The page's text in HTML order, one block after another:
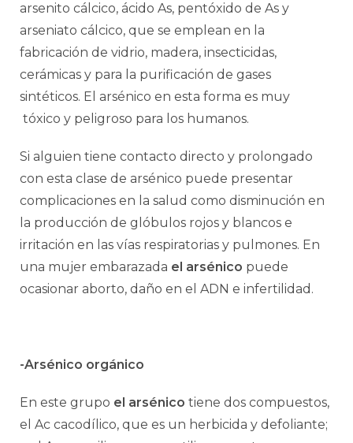
arsenito cálcico, ácido As, pentóxido de As y
arseniato cálcico, que se emplean en la
fabricación de vidrio, madera, insecticidas,
cerámicas y para la purificación de gases
sintéticos. El arsénico en esta forma es muy
tóxico y peligroso para los humanos.
Si alguien tiene contacto directo y prolongado
con esta clase de arsénico puede presentar
complicaciones en la salud como disminución en
la producción de glóbulos rojos y blancos e
irritación en las vías respiratorias y pulmones. En
una mujer embarazada el arsénico puede
ocasionar aborto, daño en el ADN e infertilidad.
-Arsénico orgánico
En este grupo el arsénico tiene dos compuestos,
el Ac cacodílico, que es un herbicida y defoliante;